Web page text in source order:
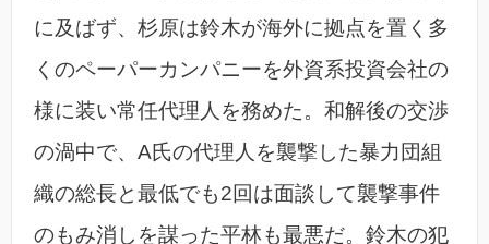
に及ばず、杉原は鈴木が海外に拠点を置く多
くのペーパーカンパニーを外資系投資会社の
様に装い常任代理人を務めた。和解後の交渉
の渦中で、A氏の代理人を襲撃した暴力団組
織の総長と最低でも2回は面談して襲撃事件
のもみ消しを謀った平林も最悪だ。鈴木の犯